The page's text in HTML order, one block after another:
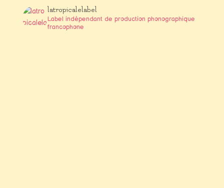
latropicalelabel
Label indépendant de production phonographique
francophone